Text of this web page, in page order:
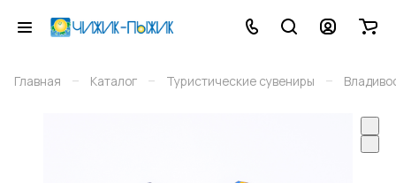
Главная – Каталог – Туристические сувениры –